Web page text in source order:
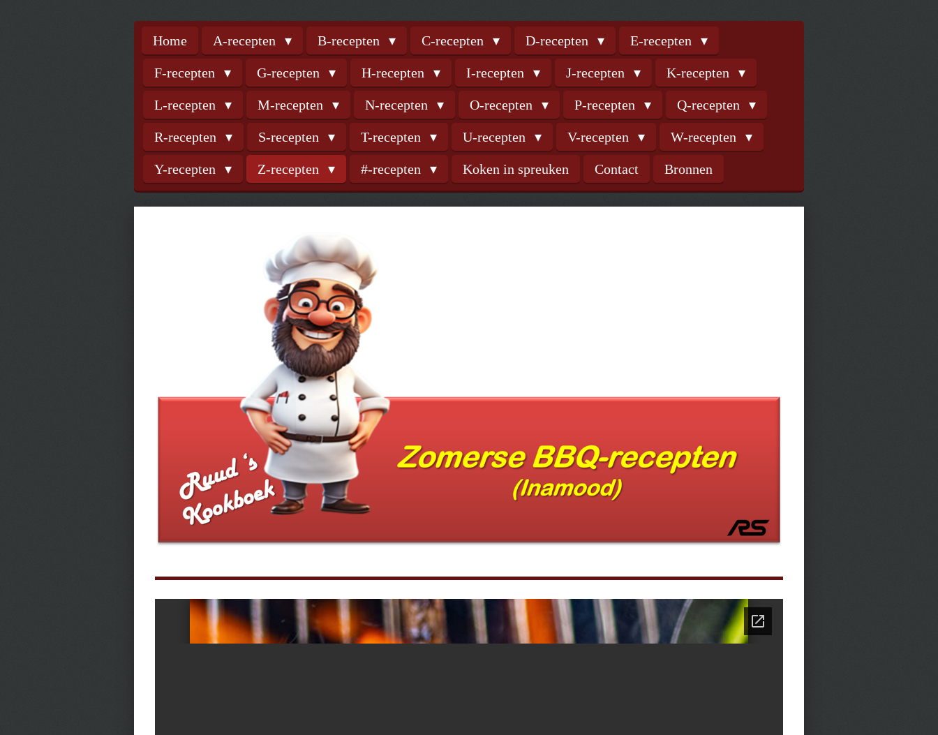
Home A-recepten B-recepten C-recepten D-recepten E-recepten
F-recepten G-recepten H-recepten I-recepten J-recepten K-recepten
L-recepten M-recepten N-recepten O-recepten P-recepten Q-recepten
R-recepten S-recepten T-recepten U-recepten V-recepten W-recepten
Y-recepten Z-recepten #-recepten Koken in spreuken Contact Bronnen